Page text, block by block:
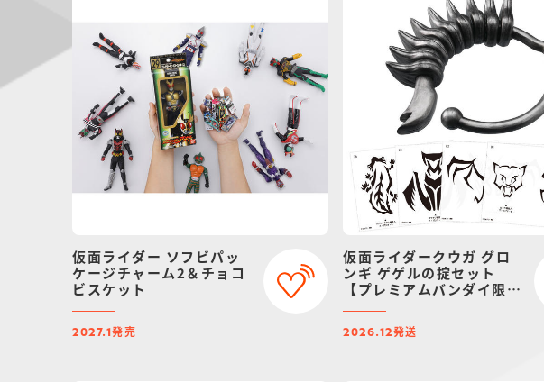
仮面ライダー ソフビパッ
ケージチャーム2＆チョコ
ビスケット
2027.1発売
仮面ライダークウガ グロ
ンギ ゲゲルの掟セット
【プレミアムバンダイ限
2026.12発送